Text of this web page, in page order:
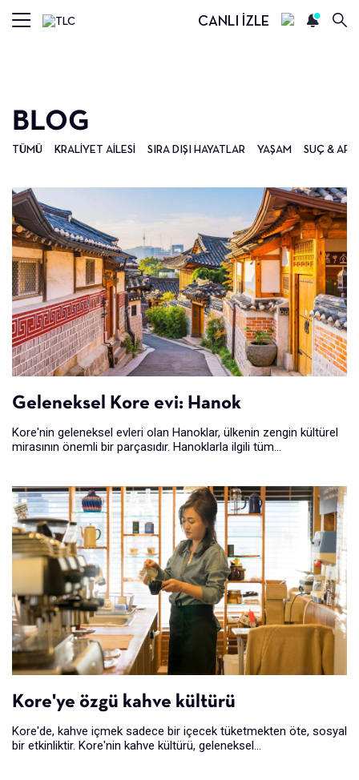
CANLI İZLE
BLOG
TÜMÜ KRALIYET AILESI SIRA DIŞI HAYATLAR YAŞAM SUÇ &
Geleneksel Kore evi: Hanok
Kore'nin geleneksel evleri olan Hanoklar, ülkenin zengin kültürel
mirasının önemli bir parçasıdır. Hanoklarla ilgili tüm...
Kore'ye özgü kahve kültürü
Kore'de, kahve içmek sadece bir içecek tüketmekten öte, sosyal
bir etkinliktir. Kore'nin kahve kültürü, geleneksel...